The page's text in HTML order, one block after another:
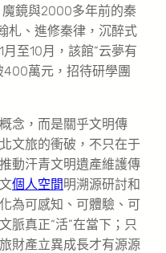
鏡與2000多年前的秦
札、進修秦律，沉醉式
至10月，該館“云夢有
400萬元，招待研學團
念，而是關乎文明傳
文旅的衝破，不只在于
動汗青文明遺產維護傳
個人空間明溯源研討和
為可感知、可體驗、可
脈真正“活”在當下；只
財產立異成長才有源源